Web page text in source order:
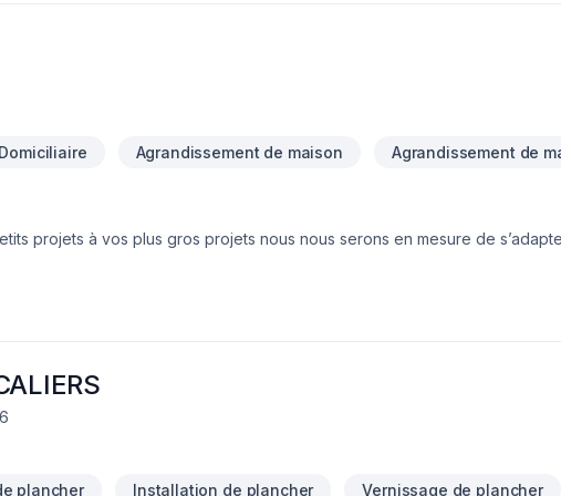
Agrandissement de maison Agrandissement de
projets à vos plus gros projets nous nous serons en mesure de
plancher Installation de plancher Vernissage de plancher